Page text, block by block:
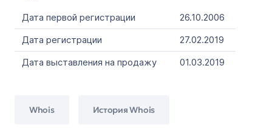
Дата первой регистрации
26.10.2006
Дата регистрации
27.02.2019
Дата выставления на продажу
01.03.2019
Whois История Whois